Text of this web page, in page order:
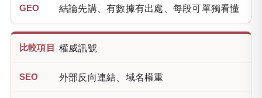
結論先講、有數據有出處、每段可單獨看懂
權威訊號
外部反向連結、域名權重